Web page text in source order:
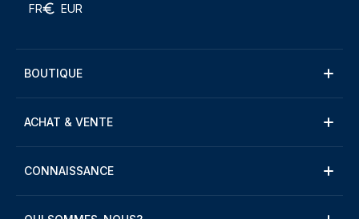
FR EUR
BOUTIQUE
ACHAT & VENTE
CONNAISSANCE